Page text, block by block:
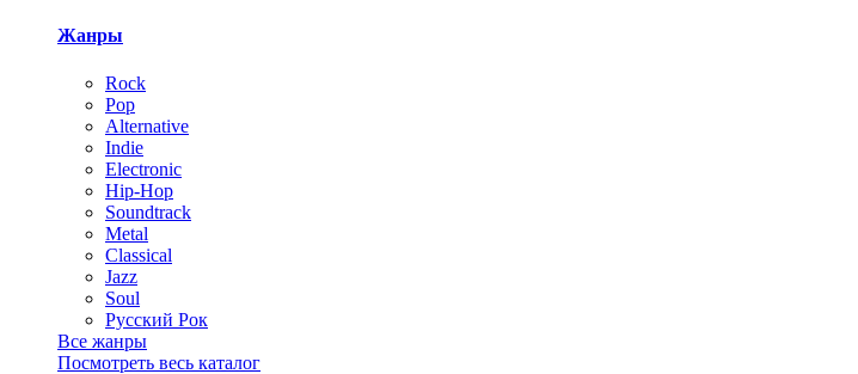
Жанры
Rock
Pop
Alternative
Indie
Electronic
Hip-Hop
Soundtrack
Metal
Classical
Jazz
Soul
Русский Рок
Все жанры
Посмотреть весь каталог